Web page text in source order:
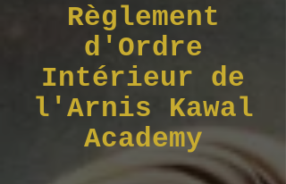
Règlement
d'Ordre
Intérieur de
l'Arnis Kawal
Academy